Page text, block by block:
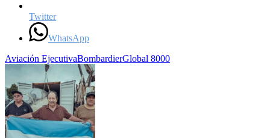
Twitter
WhatsApp
Aviación EjecutivaBombardierGlobal 8000